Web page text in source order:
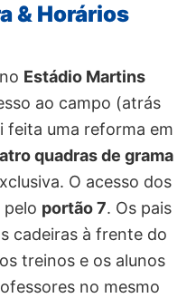
& Horários
Estádio Martins
ao campo (atrás
feita uma reforma em
quadras de grama
O acesso dos
pelo portão 7. Os pais
cadeiras à frente do
treinos e os alunos
no mesmo